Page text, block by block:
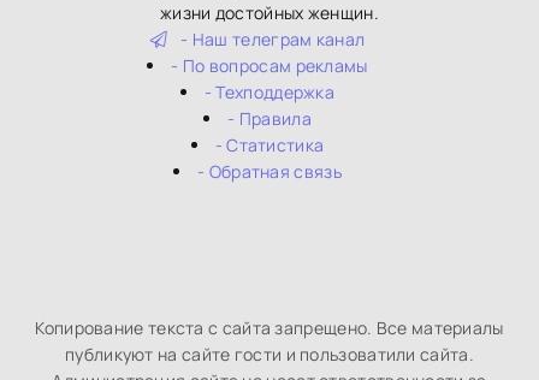
жизни достойных женщин.
- Наш телеграм канал
- По вопросам рекламы
- Техподдержка
- Правила
- Статистика
- Обратная связь
Копирование текста с сайта запрещено. Все материалы
публикуют на сайте гости и пользоватили сайта.